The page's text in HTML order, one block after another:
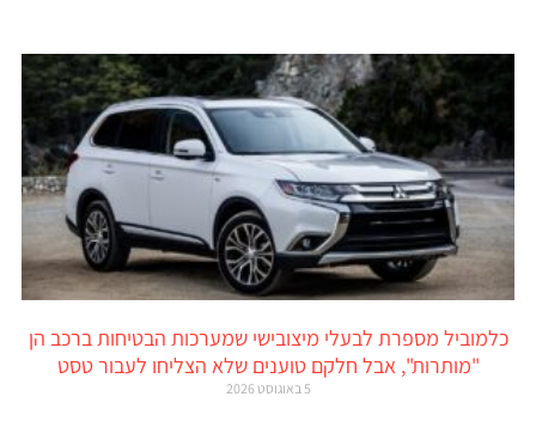
כלמוביל מספרת לבעלי מיצובישי שמערכות הבטיחות ברכב הן
"מותרות", אבל חלקם טוענים שלא הצליחו לעבור טסט
5 באוגוסט 2026